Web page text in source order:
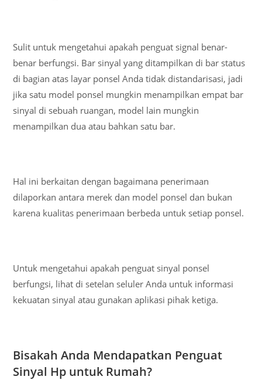
Sulit untuk mengetahui apakah penguat signal benar-
benar berfungsi. Bar sinyal yang ditampilkan di bar status
di bagian atas layar ponsel Anda tidak distandarisasi, jadi
jika satu model ponsel mungkin menampilkan empat bar
sinyal di sebuah ruangan, model lain mungkin
menampilkan dua atau bahkan satu bar.
Hal ini berkaitan dengan bagaimana penerimaan
dilaporkan antara merek dan model ponsel dan bukan
karena kualitas penerimaan berbeda untuk setiap ponsel.
Untuk mengetahui apakah penguat sinyal ponsel
berfungsi, lihat di setelan seluler Anda untuk informasi
kekuatan sinyal atau gunakan aplikasi pihak ketiga.
Bisakah Anda Mendapatkan Penguat
Sinyal Hp untuk Rumah?